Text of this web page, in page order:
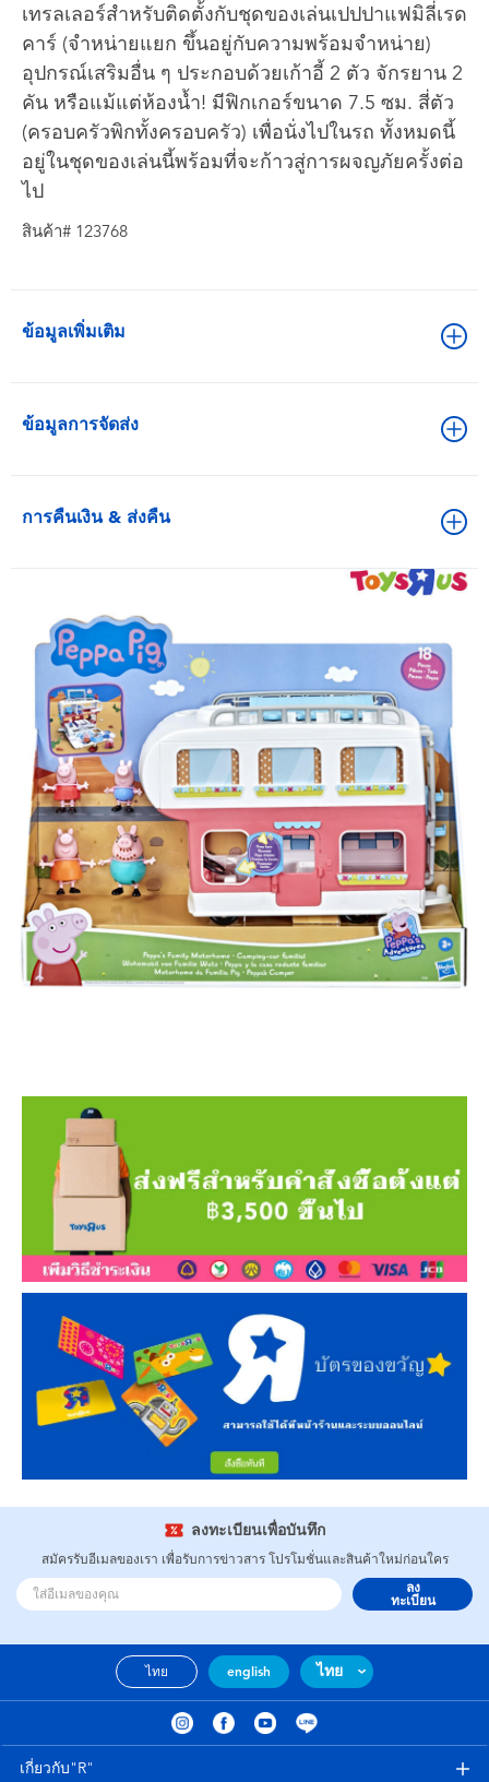
เทรลเลอร์สำหรับติดตั้งกับชุดของเล่นเปปปาแฟมิลี่เรด
คาร์ (จำหน่ายแยก ขึ้นอยู่กับความพร้อมจำหน่าย)
อุปกรณ์เสริมอื่น ๆ ประกอบด้วยเก้าอี้ 2 ตัว จักรยาน 2
คัน หรือแม้แต่ห้องน้ำ! มีฟิกเกอร์ขนาด 7.5 ซม. สี่ตัว
(ครอบครัวพิกทั้งครอบครัว) เพื่อนั่งไปในรถ ทั้งหมดนี้
อยู่ในชุดของเล่นนี้พร้อมที่จะก้าวสู่การผจญภัยครั้งต่อ
ไป
สินค้า# 123768
ข้อมูลเพิ่มเติม
ข้อมูลการจัดส่ง
การคืนเงิน & ส่งคืน
ลงทะเบียนเพื่อบันทึก
สมัครรับอีเมลของเรา เพื่อรับการข่าวสาร โปรโมชั่นและสินค้าใหม่ก่อนใคร
ลง
ทะเบียน
ไทย english ไทย
เกี่ยวกับ"R"